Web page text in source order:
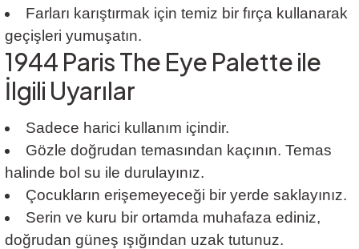
Farları karıştırmak için temiz bir fırça kullanarak
geçişleri yumuşatın.
1944 Paris The Eye Palette ile
İlgili Uyarılar
Sadece harici kullanım içindir.
Gözle doğrudan temasından kaçının. Temas
halinde bol su ile durulayınız.
Çocukların erişemeyeceği bir yerde saklayınız.
Serin ve kuru bir ortamda muhafaza ediniz,
doğrudan güneş ışığından uzak tutunuz.